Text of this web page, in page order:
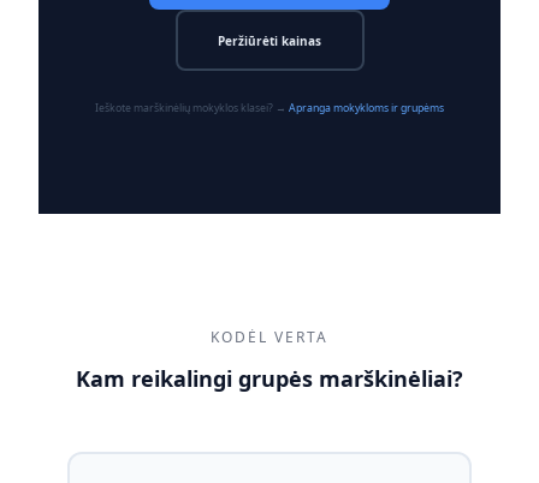
Peržiūrėti kainas
Ieškote marškinėlių mokyklos klasei? → Apranga mokykloms ir grupėms
KODĖL VERTA
Kam reikalingi grupės marškinėliai?